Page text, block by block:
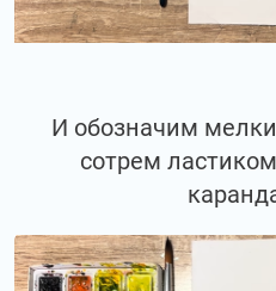
И обозначим
сотрем